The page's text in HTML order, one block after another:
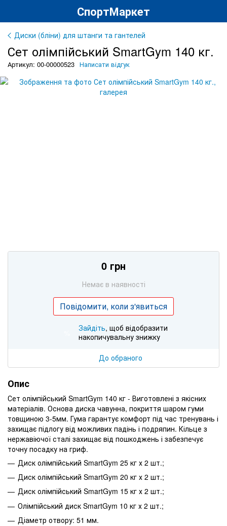
СпортМаркет
Диски (бліни) для штанги та гантелей
Сет олімпійський SmartGym 140 кг.
Артикул: 00-00000523 Написати відгук
0 грн
Немає в наявності
Повідомити, коли з'явиться
Зайдіть, щоб відобразити
накопичувальну знижку
До обраного
Опис
Сет олімпійський SmartGym 140 кг - Виготовлені з якісних
матеріалів. Основа диска чавунна, покриття шаром гуми
товщиною 3-5мм. Гума гарантує комфорт під час тренувань і
захищає підлогу від можливих падінь і подряпин. Кільце з
нержавіючої сталі захищає від пошкоджень і забезпечує
точну посадку на гриф.
Диск олімпійський SmartGym 25 кг х 2 шт.;
Диск олімпійський SmartGym 20 кг х 2 шт.;
Диск олімпійський SmartGym 15 кг х 2 шт.;
Олімпійський диск SmartGym 10 кг х 2 шт.;
Діаметр отвору: 51 мм.